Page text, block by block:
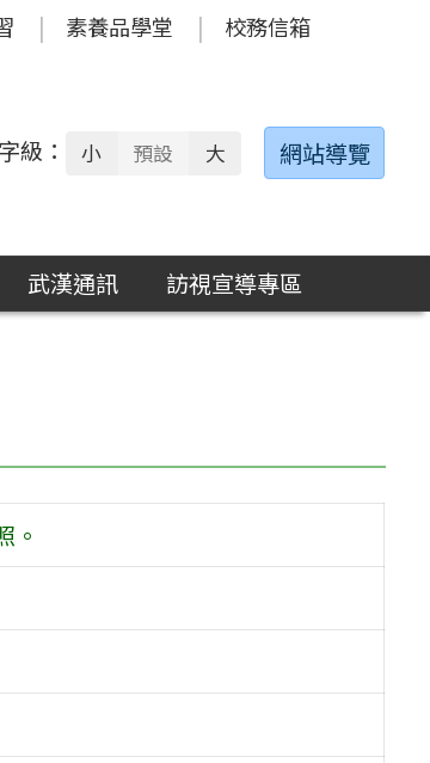
素養品學堂 校務信箱
字級： 小 預設 大 網站導覽
武漢通訊
訪視宣導專區
。